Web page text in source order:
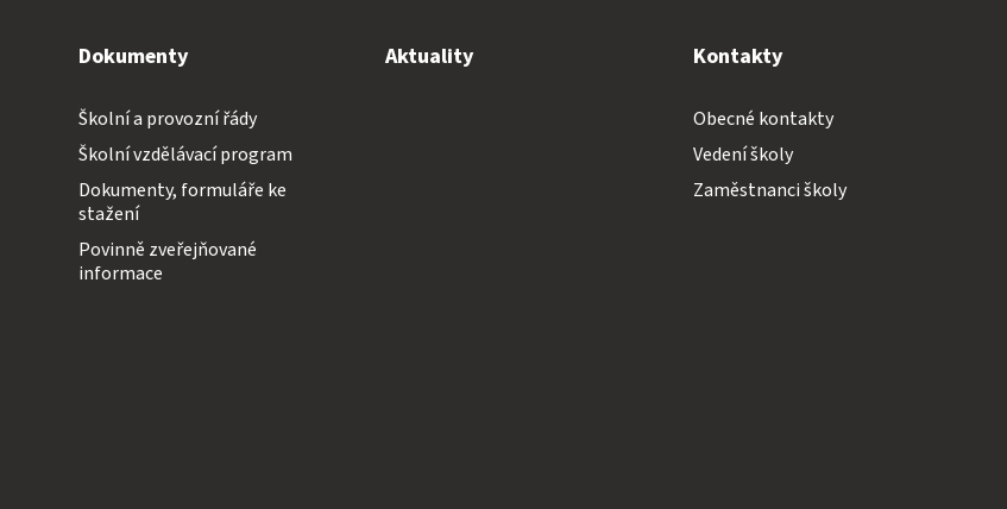
Dokumenty
Školní a provozní řády
Školní vzdělávací program
Dokumenty, formuláře ke
stažení
Povinně zveřejňované
informace
Aktuality Kontakty
Obecné kontakty
Vedení školy
Zaměstnanci školy